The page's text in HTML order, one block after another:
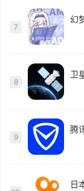
7
幻
8
卫
9
腾
日